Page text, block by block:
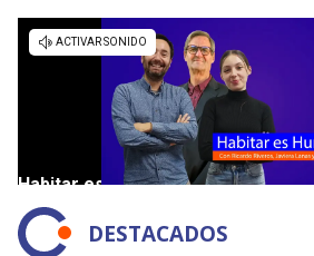
DESTACADOS